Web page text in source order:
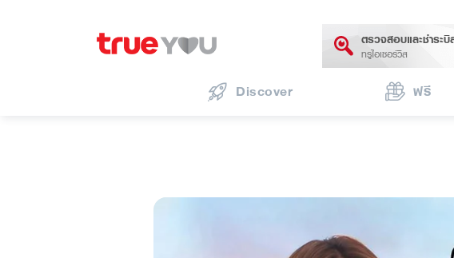
ตรวจสอบและชำระบิ
ทรูไอเซอร์วิส
Discover ฟรี